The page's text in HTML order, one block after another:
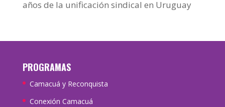
años de la unificación sindical en Uruguay
PROGRAMAS
Camacuá y Reconquista
Conexión Camacuá